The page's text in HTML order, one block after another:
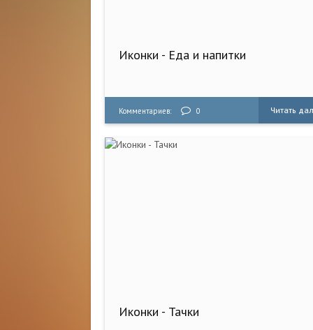
Иконки - Еда и напитки
Комментариев: 0 Читать
Иконки - Тачки